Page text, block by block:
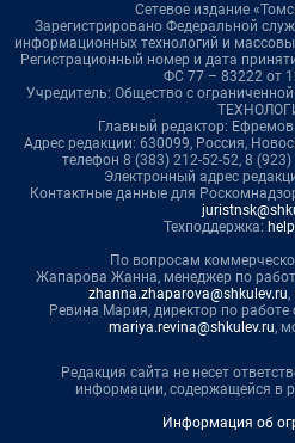
Сетевое издание
Зарегистрировано Федеральной
информационных технологий и
Регистрационный номер и дата
ФС 77 – 83222 от
Учредитель: Общество с
Главный редактор:
Адрес редакции: 630099, Россия,
телефон 8 (383) 212-52-52, 8
Электронный адрес
Контактные данные для
Техподдержка:
По вопросам
Жапарова Жанна, менеджер по
zhanna.zhaparova@shkulev.ru,
Ревина Мария, директор по
mariya.revina@shkulev.ru,
Редакция сайта не несет
информации, содержащейся в
Информация об